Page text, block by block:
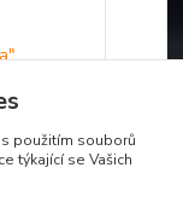
s použitím souborů
týkající se Vašich